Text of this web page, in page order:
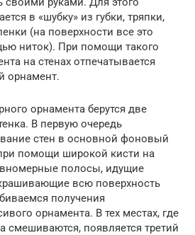
в «шубку» из губки, тряпки,
(на поверхности все это
ниток). При помощи такого
на стенах отпечатывается
орнамент.
орнамента берутся две
В первую очередь
стен в основной фоновый
помощи широкой кисти на
полосы, идущие
всю поверхность
получения
орнамента. В тех местах, где
смешиваются, появляется третий